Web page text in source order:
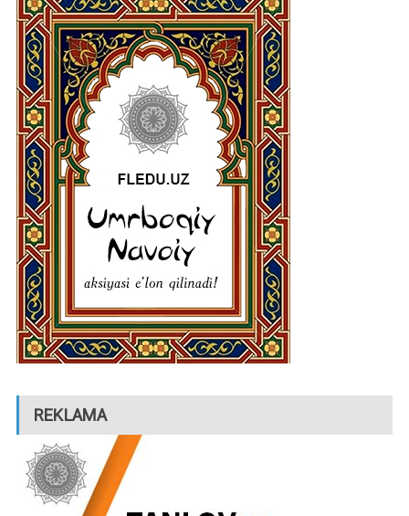
REKLAMA